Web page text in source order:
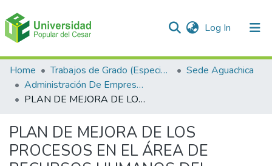
Log In (current)
Communities & Collections
All of DSpace
Home Trabajos de Grado (Especializaciones y Pregrados)
Sede Aguachica
Administración De Empresas
PLAN DE MEJORA DE LOS PROCESOS EN EL ÁREA DE RECURSOS HUMANOS DEL RESTAURANTE M&M DE AGUACHICA
PLAN DE MEJORA DE LOS
PROCESOS EN EL ÁREA DE